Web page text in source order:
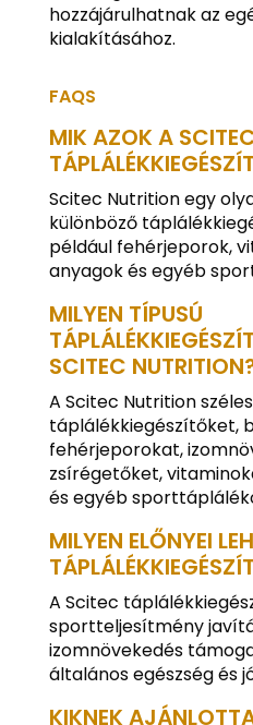
hozzájárulhatnak az
kialakításához.
FAQS
MIK AZOK A
Scitec Nutrition egy
különböző
például fehérjeporok,
anyagok és egyéb
MILYEN TÍPUSÚ
SCITEC
A Scitec Nutrition
táplálékkiegészítőket,
fehérjeporokat,
zsírégetőket,
és egyéb
MILYEN ELŐNYEI
A Scitec
sportteljesítmény
izomnövekedés
általános egészség és
KIKNEK